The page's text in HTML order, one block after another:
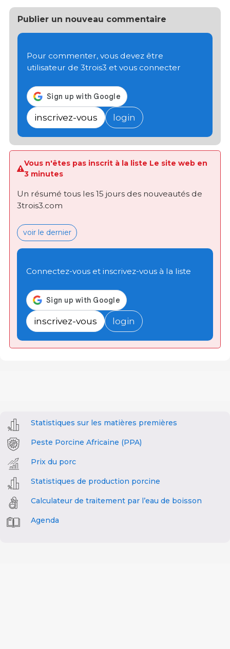
Publier un nouveau commentaire
Pour commenter, vous devez être
utilisateur de 3trois3 et vous connecter
inscrivez-vous login
Vous n'êtes pas inscrit à la liste Le site web en
3 minutes
Un résumé tous les 15 jours des nouveautés de
3trois3.com
voir le dernier
Connectez-vous et inscrivez-vous à la liste
inscrivez-vous login
Statistiques sur les matières premières
Peste Porcine Africaine (PPA)
Prix du porc
Statistiques de production porcine
Calculateur de traitement par l’eau de boisson
Agenda